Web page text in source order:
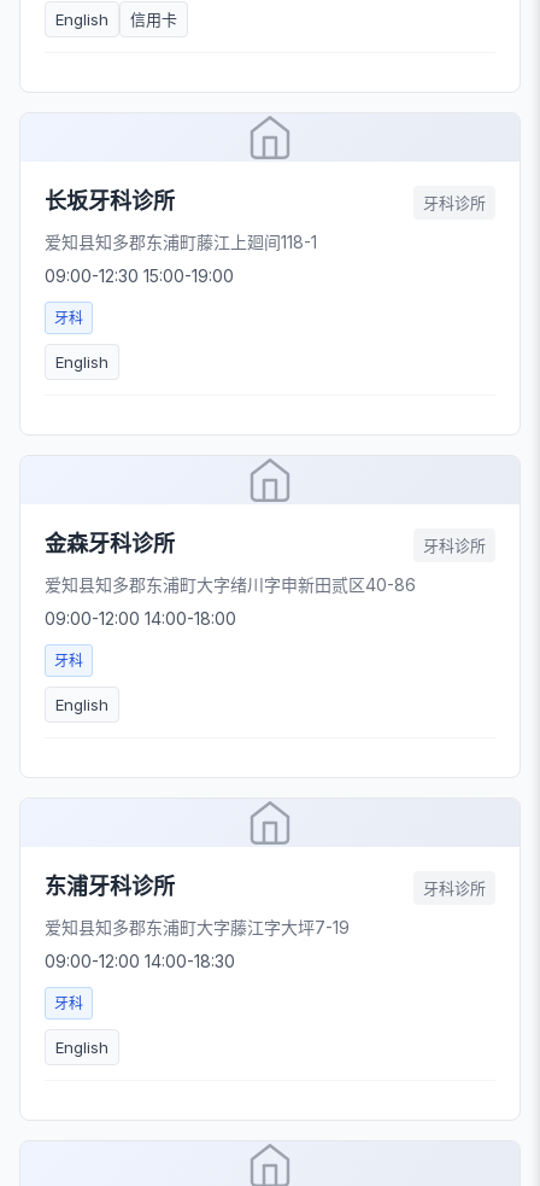
English 信用卡
长坂牙科诊所 牙科诊所
爱知县知多郡东浦町藤江上廻间118-1
09:00-12:30 15:00-19:00
牙科
English
金森牙科诊所 牙科诊所
爱知县知多郡东浦町大字绪川字申新田贰区40-86
09:00-12:00 14:00-18:00
牙科
English
东浦牙科诊所 牙科诊所
爱知县知多郡东浦町大字藤江字大坪7-19
09:00-12:00 14:00-18:30
牙科
English